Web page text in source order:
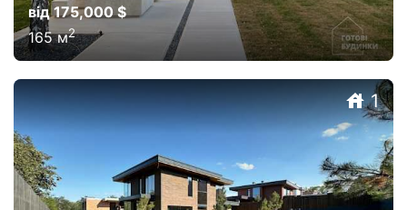
від 175,000 $
165м2
1